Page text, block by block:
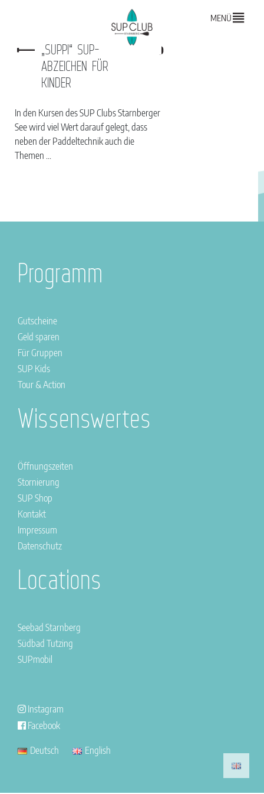
MENÜ
„SUPPI“ SUP-
ABZEICHEN FÜR
KINDER
In den Kursen des SUP Clubs Starnberger
See wird viel Wert darauf gelegt, dass
neben der Paddeltechnik auch die
Themen ...
Programm
Gutscheine
Geld sparen
Für Gruppen
SUP Kids
Tour & Action
Wissenswertes
Öffnungszeiten
Stornierung
SUP Shop
Kontakt
Impressum
Datenschutz
Locations
Seebad Starnberg
Südbad Tutzing
SUPmobil
Instagram
Facebook
Deutsch English